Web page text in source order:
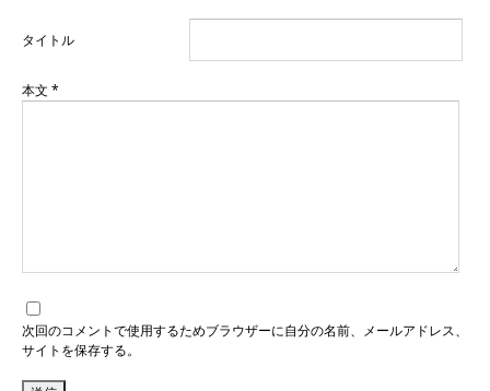
タイトル
本文 *
次回のコメントで使用するためブラウザーに自分の名前、メールアドレス、
サイトを保存する。